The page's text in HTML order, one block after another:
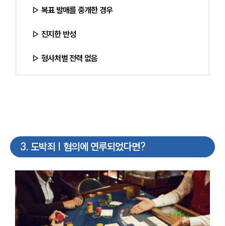
▷ 복표 발매를 중개한 경우
▷ 진지한 반성
▷ 형사처벌 전력 없음
3. 도박죄 | 혐의에 연루되었다면?